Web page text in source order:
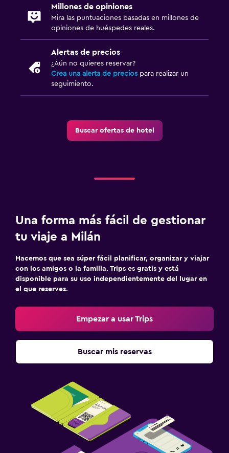
Millones de opiniones
Mira las puntuaciones basadas en millones de
opiniones de huéspedes reales.
Alertas de precios
¿Aún no quieres reservar?
Crea una alerta de precios para realizar un
seguimiento.
Buscar ofertas de hotel
Una forma más fácil de gestionar
tu viaje a Milán
Hacemos que sea súper fácil planificar, organizar y viajar
con los amigos o la familia. Trips es gratis y está
disponible para su uso independientemente del lugar en
el que reserves.
Empezar a usar Trips
Buscar mis reservas